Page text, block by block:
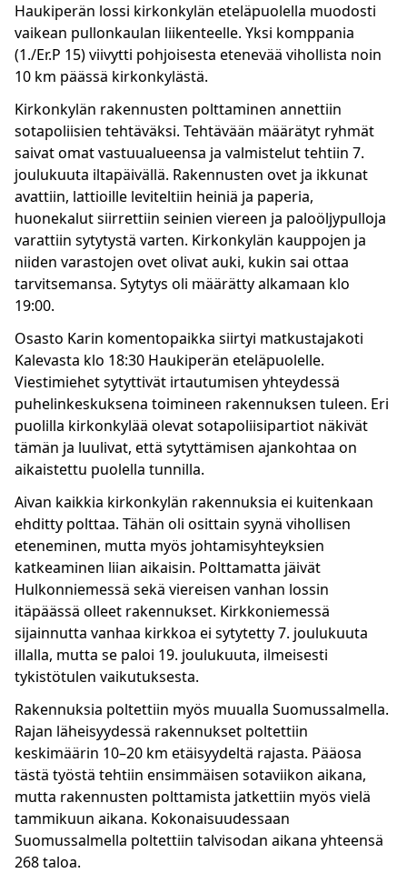
Haukiperän lossi kirkonkylän eteläpuolella muodosti
vaikean pullonkaulan liikenteelle. Yksi komppania
(1./Er.P 15) viivytti pohjoisesta etenevää vihollista noin
10 km päässä kirkonkylästä.
Kirkonkylän rakennusten polttaminen annettiin
sotapoliisien tehtäväksi. Tehtävään määrätyt ryhmät
saivat omat vastuualueensa ja valmistelut tehtiin 7.
joulukuuta iltapäivällä. Rakennusten ovet ja ikkunat
avattiin, lattioille leviteltiin heiniä ja paperia,
huonekalut siirrettiin seinien viereen ja paloöljypulloja
varattiin sytytystä varten. Kirkonkylän kauppojen ja
niiden varastojen ovet olivat auki, kukin sai ottaa
tarvitsemansa. Sytytys oli määrätty alkamaan klo
19:00.
Osasto Karin komentopaikka siirtyi matkustajakoti
Kalevasta klo 18:30 Haukiperän eteläpuolelle.
Viestimiehet sytyttivät irtautumisen yhteydessä
puhelinkeskuksena toimineen rakennuksen tuleen. Eri
puolilla kirkonkylää olevat sotapoliisipartiot näkivät
tämän ja luulivat, että sytyttämisen ajankohtaa on
aikaistettu puolella tunnilla.
Aivan kaikkia kirkonkylän rakennuksia ei kuitenkaan
ehditty polttaa. Tähän oli osittain syynä vihollisen
eteneminen, mutta myös johtamisyhteyksien
katkeaminen liian aikaisin. Polttamatta jäivät
Hulkonniemessä sekä viereisen vanhan lossin
itäpäässä olleet rakennukset. Kirkkoniemessä
sijainnutta vanhaa kirkkoa ei sytytetty 7. joulukuuta
illalla, mutta se paloi 19. joulukuuta, ilmeisesti
tykistötulen vaikutuksesta.
Rakennuksia poltettiin myös muualla Suomussalmella.
Rajan läheisyydessä rakennukset poltettiin
keskimäärin 10–20 km etäisyydeltä rajasta. Pääosa
tästä työstä tehtiin ensimmäisen sotaviikon aikana,
mutta rakennusten polttamista jatkettiin myös vielä
tammikuun aikana. Kokonaisuudessaan
Suomussalmella poltettiin talvisodan aikana yhteensä
268 taloa.